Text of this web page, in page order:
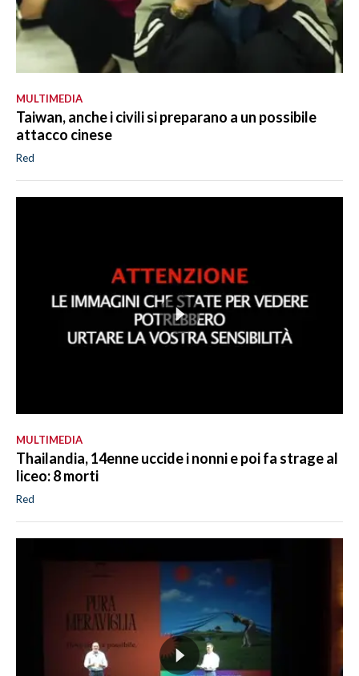
MULTIMEDIA
Taiwan, anche i civili si preparano a un possibile
attacco cinese
Red
MULTIMEDIA
Thailandia, 14enne uccide i nonni e poi fa strage al
liceo: 8 morti
Red